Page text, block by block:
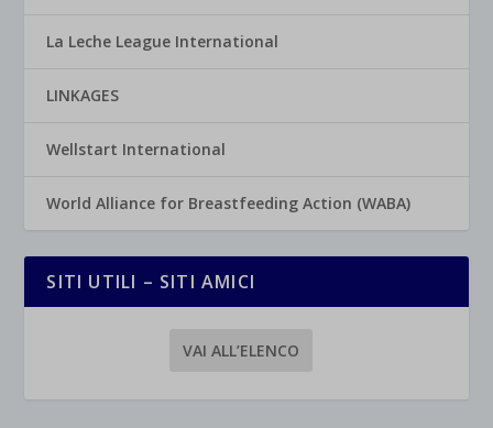
La Leche League International
LINKAGES
Wellstart International
World Alliance for Breastfeeding Action (WABA)
SITI UTILI – SITI AMICI
VAI ALL’ELENCO